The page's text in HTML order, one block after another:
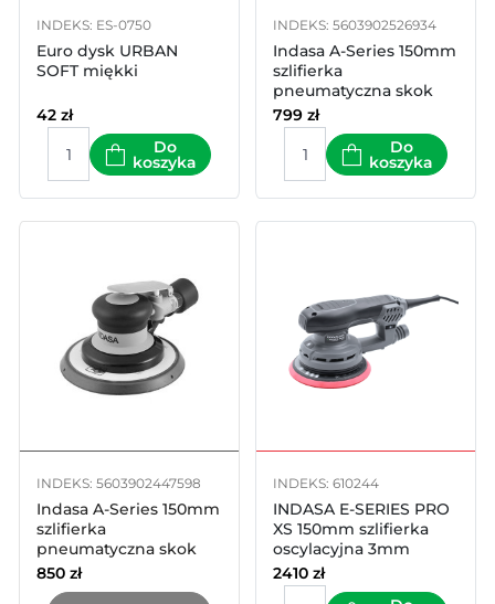
INDEKS: ES-0750
Euro dysk URBAN
SOFT miękki
42 zł
Do
koszyka
INDEKS: 5603902526934
Indasa A-Series 150mm
szlifierka
pneumatyczna skok
2,5mm
799 zł
Do
koszyka
INDEKS: 5603902447598
Indasa A-Series 150mm
szlifierka
pneumatyczna skok
5mm
850 zł
INDEKS: 610244
INDASA E-SERIES PRO
XS 150mm szlifierka
oscylacyjna 3mm
2410 zł